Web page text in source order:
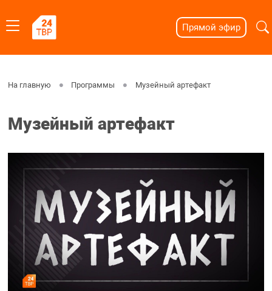
Прямой эфир
На главную Программы Музейный артефакт
Музейный артефакт